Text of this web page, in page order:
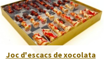
Joc d'escacs de xocolata